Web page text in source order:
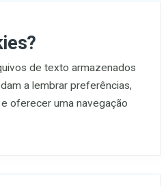
de texto armazenados
a lembrar preferências,
oferecer uma navegação